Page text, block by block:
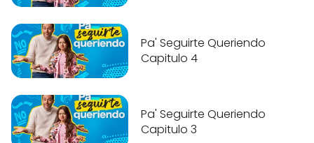
Pa' Seguirte Queriendo
Capitulo 4
Pa' Seguirte Queriendo
Capitulo 3